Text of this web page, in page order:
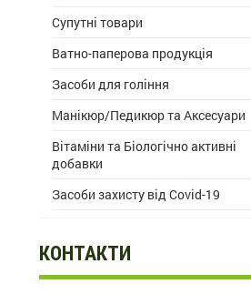
Супутні товари
Ватно-паперова продукція
Засоби для гоління
Манікюр/Педикюр та Аксесуари
Вітаміни та Біологічно активні
добавки
Засоби захисту від Covid-19
КОНТАКТИ